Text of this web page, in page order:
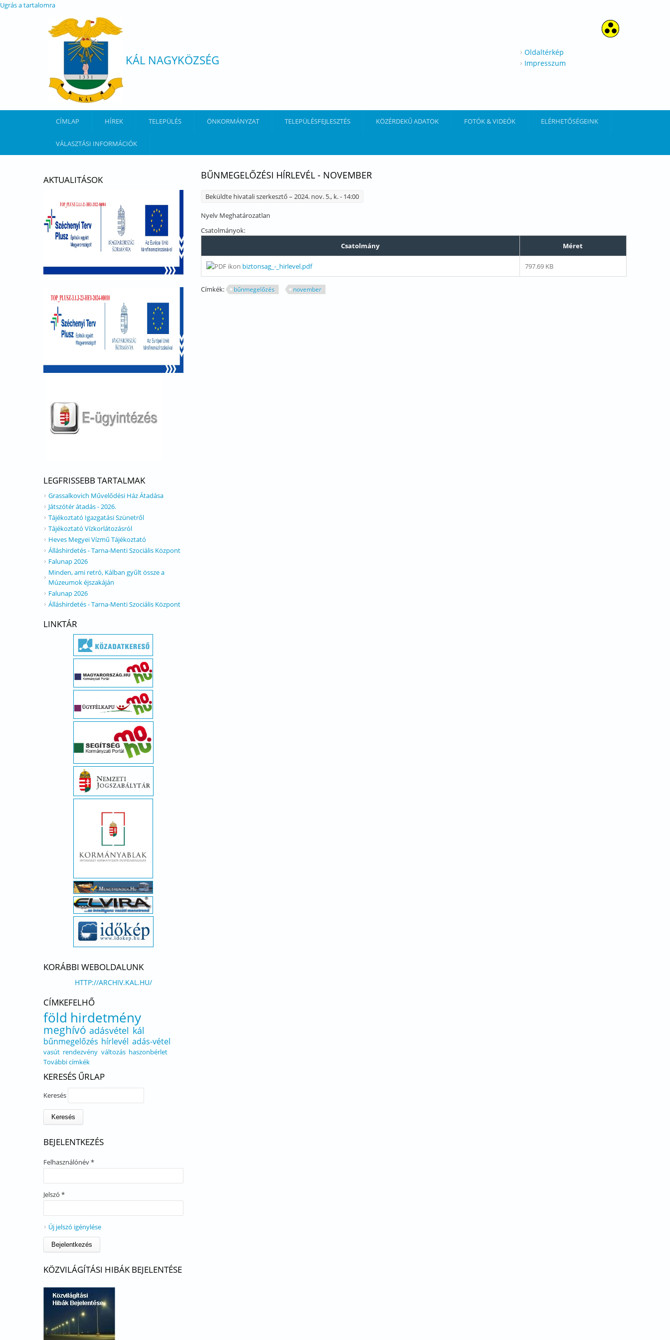
Ugrás a tartalomra
KÁL NAGYKÖZSÉG
Oldaltérkép
Impresszum
CÍMLAP HÍREK TELEPÜLÉS ÖNKORMÁNYZAT TELEPÜLÉSFEJLESZTÉS KÖZÉRDEKŰ ADATOK FOTÓK & VIDEÓK ELÉRHETŐSÉGEINK
VÁLASZTÁSI INFORMÁCIÓK
BŰNMEGELŐZÉSI HÍRLEVÉL - NOVEMBER
Beküldte hivatali szerkesztő – 2024. nov. 5., k. - 14:00
Nyelv Meghatározatlan
Csatolmányok:
Csatolmány
Méret
biztonsag_-_hirlevel.pdf 797.69 KB
Címkék: bűnmegelőzés november
AKTUALITÁSOK
LEGFRISSEBB TARTALMAK
Grassalkovich Művelődési Ház Átadása
Játszótér átadás - 2026.
Tájékoztató Igazgatási Szünetről
Tájékoztató Vízkorlátozásról
Heves Megyei Vízmű Tájékoztató
Álláshirdetés - Tarna-Menti Szociális Központ
Falunap 2026
Minden, ami retró, Kálban gyűlt össze a
Múzeumok éjszakáján
Falunap 2026
Álláshirdetés - Tarna-Menti Szociális Központ
LINKTÁR
KORÁBBI WEBOLDALUNK
HTTP://ARCHIV.KAL.HU/
CÍMKEFELHŐ
föld hirdetmény
meghívó adásvétel kál
bűnmegelőzés hírlevél adás-vétel
vasút rendezvény változás haszonbérlet
További címkék
KERESÉS ŰRLAP
Keresés
BEJELENTKEZÉS
Felhasználónév*
Jelszó *
Új jelszó igénylése
KÖZVILÁGÍTÁSI HIBÁK BEJELENTÉSE